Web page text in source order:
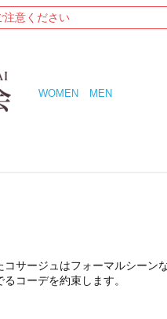
意ください
WOMEN MEN
サージュはフォーマルシーン
コーデを約束します。